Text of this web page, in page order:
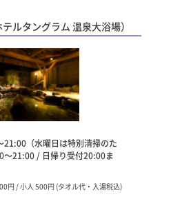
ルタングラム 温泉大浴場）
21:00（水曜日は特別清掃のた
～21:00 / 日帰り受付20:00ま
円 / 小人 500円 (タオル代・入湯税込)